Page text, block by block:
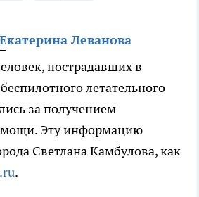
Екатерина Леванова
пострадавших в
летательного
за получением
Эту информацию
Светлана Камбулова, как
.